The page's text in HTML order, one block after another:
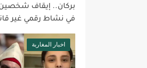
بركان.. إيقاف شخصين
في نشاط رقمي غير
اخبار المغاربة